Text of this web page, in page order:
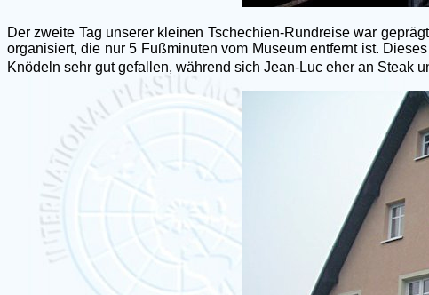
Der zweite Tag unserer kleinen Tschechien-Rundreise war
organisiert, die nur 5 Fußminuten vom Museum entfernt ist.
Knödeln sehr gut gefallen, während sich Jean-Luc eher an